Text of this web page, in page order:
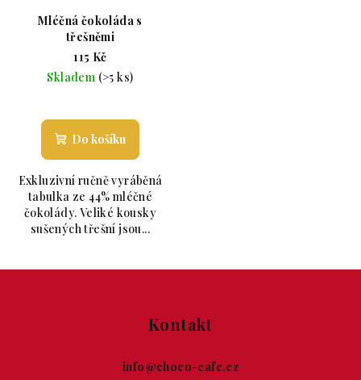
Mléčná čokoláda s
třešněmi
115 Kč
Skladem (>5 ks)
Do košíku
Exkluzivní ručně vyráběná
tabulka ze 44% mléčné
čokolády. Veliké kousky
sušených třešní jsou...
Kontakt
info@choco-cafe.cz